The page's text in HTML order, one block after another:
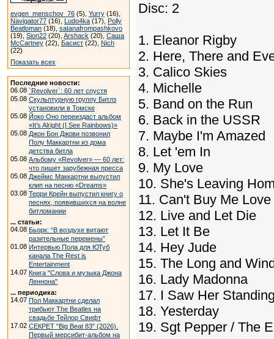
evgen_menschov_76 (5), Yurry (16),
Navigator77 (16), Ludo4ka (17), Polly
Beatloman (18), satanafrompashkovo
(19), Sion22 (20), Arshack (20), Саша
McCartney (22), Басист (22), Nich
(22)
Показать всех
Последние новости:
06.08 `Revolver`: 60 лет спустя
05.08 Скульптурную группу Битлз
установили в Томске
05.08 Йоко Оно переиздаст альбом
«It’s Alright (I See Rainbows)»
05.08 Джон Бон Джови позвонил
Полу Маккартни из дома
детства битла
05.08 Альбому «Revolver» — 60 лет:
что пишет зарубежная пресса
05.08 Джеймс Маккартни выпустил
клип на песню «Dreams»
03.08 Терри Крейн выпустил книгу о
песнях, появившихся на волне
битломании
... статьи:
04.08 Бьорк: “В воздухе витают
разительные перемены”
01.08 Интервью Пола для ЮТуб
канала The Rest is
Entertainment
14.07 Книга "Слова и музыка Джона
Леннона"
... периодика:
14.07 Пол Маккартни сделал
трибьют The Beatles на
свадьбе Тейлор Свифт
17.02 СЕКРЕТ "Big Beat 83" (2026).
Первый мерсибит-альбом на
Disc: 2
1. Eleanor Rigby
2. Here, There and
3. Calico Skies
4. Michelle
5. Band on the Run
6. Back in the USSR
7. Maybe I'm Amazed
8. Let 'em In
9. My Love
10. She's Leaving
11. Can't Buy Me Love
12. Live and Let Die
13. Let It Be
14. Hey Jude
15. The Long and
16. Lady Madonna
17. I Saw Her
18. Yesterday
19. Sgt Pepper / The